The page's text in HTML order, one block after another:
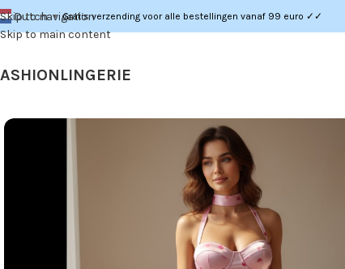
Skip to navigation
Skip to main content
Dutch ▼ Gratis verzending voor alle bestellingen vanaf 99 euro ✓✓
LINGERIE